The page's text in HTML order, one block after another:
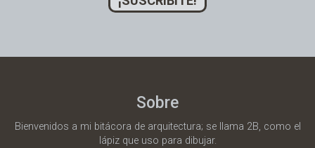
Sobre
Bienvenidos a mi bitácora de arquitectura; se llama 2B, como el
lápiz que uso para dibujar.